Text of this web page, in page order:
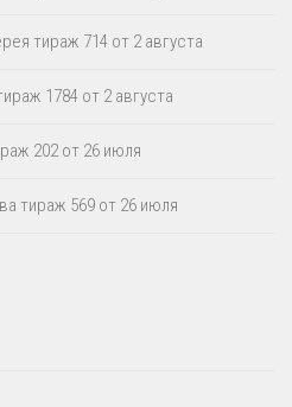
тираж 714 от 2 августа
1784 от 2 августа
202 от 26 июля
тираж 569 от 26 июля